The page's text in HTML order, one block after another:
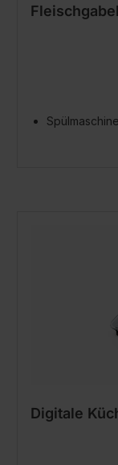
Fleischgabel
Digitale